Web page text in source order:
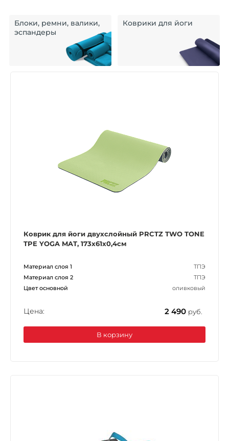
Блоки, ремни, валики,
эспандеры
Коврики для йоги
Коврик для йоги двухслойный PRCTZ TWO TONE
TPE YOGA MAT, 173х61х0,4см
Материал слоя 1
ТПЭ
Материал слоя 2
ТПЭ
Цвет основной
оливковый
Цена: 2 490 руб.
В корзину